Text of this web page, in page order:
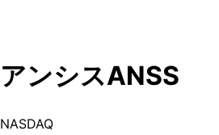
アンシスANSS
NASDAQ